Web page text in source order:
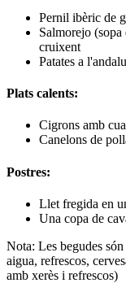
Pernil ibèric de
Salmorejo
cruixent
Patates a
Plats calents:
Cigrons amb
Canelons de
Postres:
Llet fregida en
Una copa de
Nota: Les begudes
aigua, refrescos,
amb xerès i refrescos)